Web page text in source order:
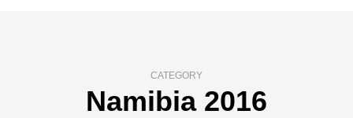
CATEGORY
Namibia 2016